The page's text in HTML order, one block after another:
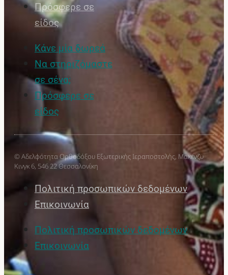
Πρόσφερε σε
είδος
Κάνε μία δωρεά
Να στηριζόμαστε
σε σένα;
Πρόσφερε σε
είδος
© Αδελφότητα Ορθοδόξου Εξωτερικής Ιεραποστολής, Μακένζυ
Κινγκ 6, 546 22 Θεσσαλονίκη
Πολιτική προσωπικών δεδομένων
Επικοινωνία
Πολιτική προσωπικών δεδομένων
Επικοινωνία